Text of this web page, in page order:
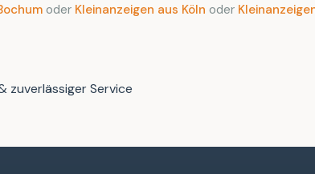
oder Kleinanzeigen aus Köln oder
zuverlässiger Service